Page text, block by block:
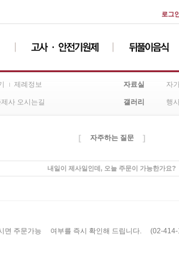
로그
제례정보 자료실 자
사 오시는길 갤러리 행
[ 자주하는 질문 ]
내일이 제사일인데, 오늘 주문이 가능한가요?
면 주문가능 여부를 즉시 확인해 드립니다. (02-